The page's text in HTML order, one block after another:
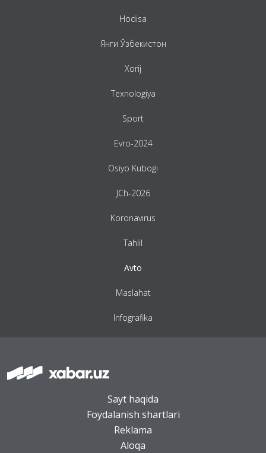
Hodisa
Янги Ўзбекистон
Xorij
Texnologiya
Sport
Evro-2024
Osiyo Kubogi
JCh-2026
Koronavirus
Tahlil
Avto
Maslahat
Infografika
Sayt haqida
Foydalanish shartlari
Reklama
Aloqa